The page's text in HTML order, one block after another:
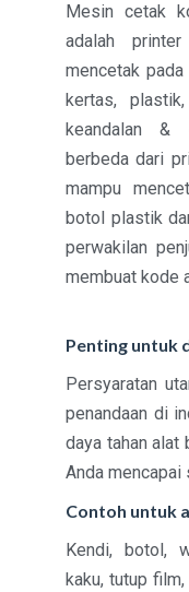
Mesin cetak
adalah
mencetak
kertas,
keandalan &
berbeda dari
mampu
botol plastik
perwakilan
membuat kode
Penting untuk
Persyaratan
penandaan di
daya tahan alat
Anda
Contoh untuk
Kendi, botol,
kaku, tutup